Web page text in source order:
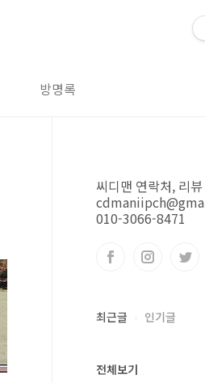
방명록
씨디맨 연락처, 리
010-3066-8471
최근글 인기글
전체보기